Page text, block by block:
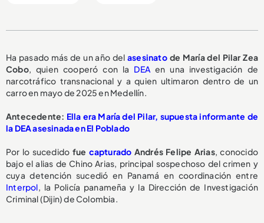
Ha pasado más de un año delasesinatode María del Pilar Zea
Cobo, quien cooperó con la DEA en una investigación de
narcotráfico transnacional y a quien ultimaron dentro de un
carro en mayo de 2025 en Medellín.
Antecedente: Ella era María del Pilar, supuesta informante de
la DEA asesinada en El Poblado
Por lo sucedido fue capturado Andrés Felipe Arias, conocido
bajo el alias de Chino Arias, principal sospechoso del crimen y
cuya detención sucedió en Panamá en coordinación entre
Interpol, la Policía panameña y la Dirección de Investigación
Criminal (Dijin) de Colombia.